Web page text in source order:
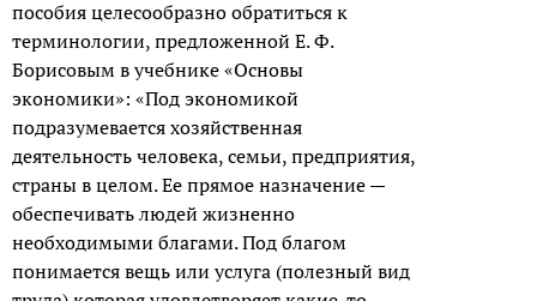
пособия целесообразно обратиться к
терминологии, предложенной Е. Ф.
Борисовым в учебнике «Основы
экономики»: «Под экономикой
подразумевается хозяйственная
деятельность человека, семьи, предприятия,
страны в целом. Ее прямое назначение —
обеспечивать людей жизненно
необходимыми благами. Под благом
понимается вещь или услуга (полезный вид